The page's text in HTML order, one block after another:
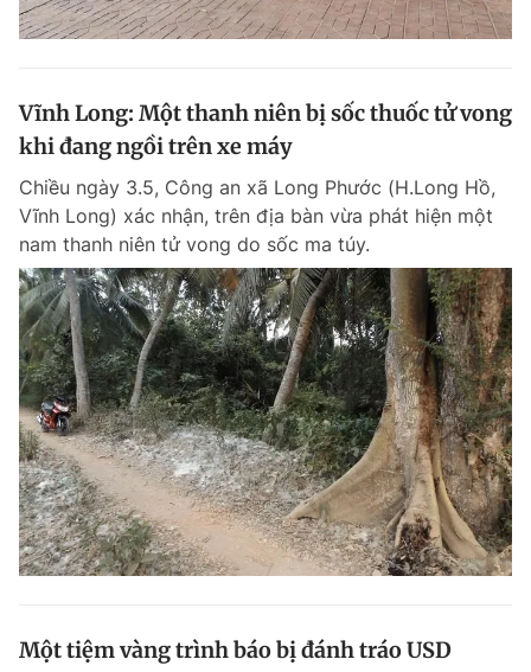
Vĩnh Long: Một thanh niên bị sốc thuốc tử vong
khi đang ngồi trên xe máy
Chiều ngày 3.5, Công an xã Long Phước (H.Long Hồ,
Vĩnh Long) xác nhận, trên địa bàn vừa phát hiện một
nam thanh niên tử vong do sốc ma túy.
Một tiệm vàng trình báo bị đánh tráo USD